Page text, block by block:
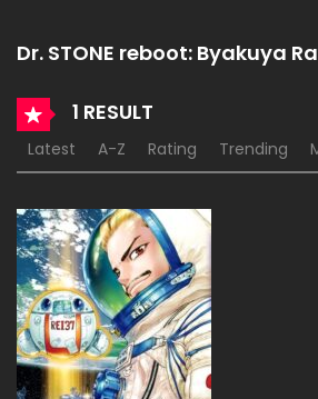
Dr. STONE reboot: Byakuya
1 RESULT
Latest A-Z Rating Trending